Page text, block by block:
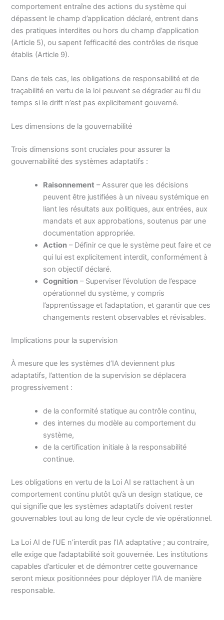
comportement entraîne des actions du système qui
dépassent le champ d’application déclaré, entrent dans
des pratiques interdites ou hors du champ d’application
(Article 5), ou sapent l’efficacité des contrôles de risque
établis (Article 9).
Dans de tels cas, les obligations de responsabilité et de
traçabilité en vertu de la loi peuvent se dégrader au fil du
temps si le drift n’est pas explicitement gouverné.
Les dimensions de la gouvernabilité
Trois dimensions sont cruciales pour assurer la
gouvernabilité des systèmes adaptatifs :
Raisonnement – Assurer que les décisions
peuvent être justifiées à un niveau systémique en
liant les résultats aux politiques, aux entrées, aux
mandats et aux approbations, soutenus par une
documentation appropriée.
Action – Définir ce que le système peut faire et ce
qui lui est explicitement interdit, conformément à
son objectif déclaré.
Cognition – Superviser l’évolution de l’espace
opérationnel du système, y compris
l’apprentissage et l’adaptation, et garantir que ces
changements restent observables et révisables.
Implications pour la supervision
À mesure que les systèmes d’IA deviennent plus
adaptatifs, l’attention de la supervision se déplacera
progressivement :
de la conformité statique au contrôle continu,
des internes du modèle au comportement du
système,
de la certification initiale à la responsabilité
continue.
Les obligations en vertu de la Loi AI se rattachent à un
comportement continu plutôt qu’à un design statique, ce
qui signifie que les systèmes adaptatifs doivent rester
gouvernables tout au long de leur cycle de vie opérationnel.
La Loi AI de l’UE n’interdit pas l’IA adaptative ; au contraire,
elle exige que l’adaptabilité soit gouvernée. Les institutions
capables d’articuler et de démontrer cette gouvernance
seront mieux positionnées pour déployer l’IA de manière
responsable.